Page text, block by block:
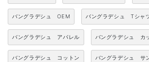
バングラデシュ OEM バングラデシュ Tシャ
バングラデシュ アパレル バングラデシュ カ
バングラデシュ コットン バングラデシュ サ